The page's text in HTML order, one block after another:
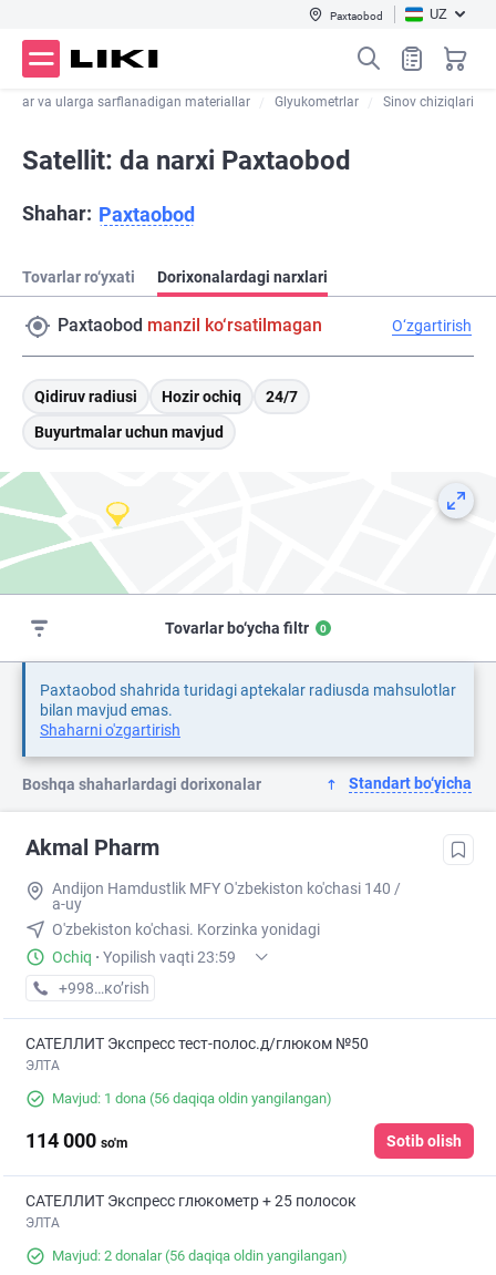
Paxtaobod UZ
va ularga sarflanadigan materiallar Glyukometrlar Sinov chiziqlari
Satellit: da narxi Paxtaobod
Shahar: Paxtaobod
Tovarlar ro‘yxati Dorixonalardagi narxlari
Paxtaobod manzil ko‘rsatilmagan O‘zgartirish
Qidiruv radiusi Hozir ochiq
24/7
Buyurtmalar uchun mavjud
Tovarlar bo‘ycha filtr 0
Paxtaobod shahrida turidagi aptekalar radiusda mahsulotlar
bilan mavjud emas.
Shaharni o'zgartirish
Boshqa shaharlardagi dorixonalar Standart bo‘yicha
Akmal Pharm
Andijon Hamdustlik MFY O'zbekiston ko'chasi 140 /
a-uy
O'zbekiston ko'chasi. Korzinka yonidagi
Ochiq · Yopilish vaqti 23:59
+998 (90) XXX-XX-XX
кo’rish
САТЕЛЛИТ Экспресс тест-полос.д/глюком №50
ЭЛТА
Mavjud: 1 dona (56 daqiqa oldin yangilangan)
114 000 so'm Sotib olish
САТЕЛЛИТ Экспресс глюкометр + 25 полосок
ЭЛТА
Mavjud: 2 donalar(56 daqiqa oldin yangilangan)